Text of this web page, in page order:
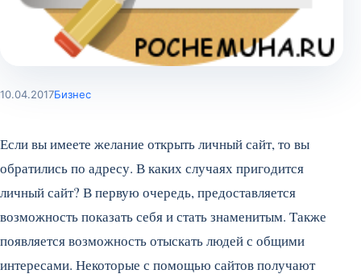
10.04.2017Бизнес
Если вы имеете желание открыть личный сайт, то вы
обратились по адресу. В каких случаях пригодится
личный сайт? В первую очередь, предоставляется
возможность показать себя и стать знаменитым. Также
появляется возможность отыскать людей с общими
интересами. Некоторые с помощью сайтов получают